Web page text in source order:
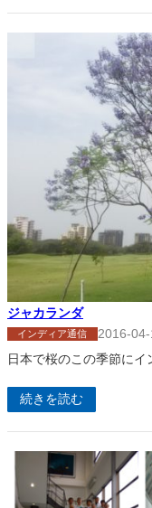
ジャカランダ
インディア通信
2016-04-
日本で桜のこの季節にイ
続きを読む